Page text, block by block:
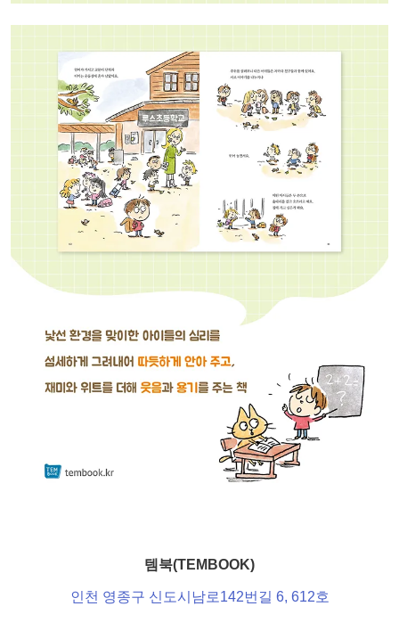
템북(TEMBOOK)
인천 영종구 신도시남로142번길 6, 612호